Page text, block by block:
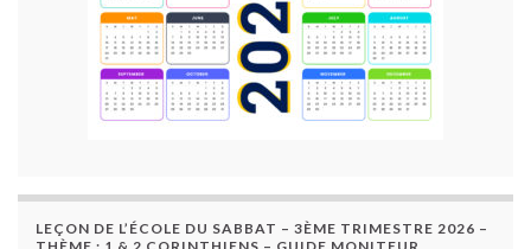
LEÇON DE L’ÉCOLE DU SABBAT – 3ÈME TRIMESTRE 2026 –